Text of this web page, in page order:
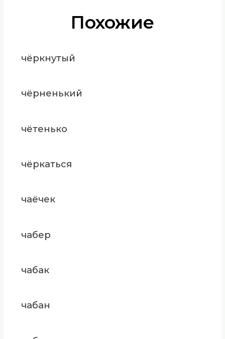
Похожие
чёркнутый
чёрненький
чётенько
чёркаться
чаёчек
чабер
чабак
чабан